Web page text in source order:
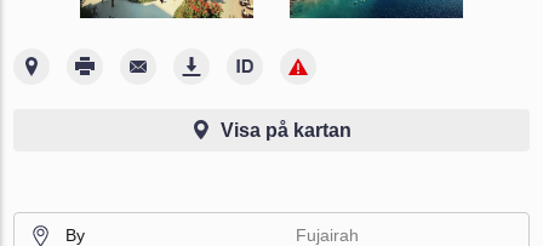
Visa på kartan
By
Fujairah